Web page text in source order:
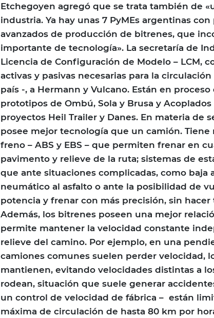
Etchegoyen agregó que se trata también de
industria. Ya hay unas 7 PyMEs argentinas
avanzados de producción de bitrenes, que
importante de tecnología». La secretaría de
Licencia de Configuración de Modelo – LCM,
activas y pasivas necesarias para la
país -, a Hermann y Vulcano. Están en
prototipos de Ombú, Sola y Brusa y
proyectos Heil Trailer y Danes. En materia de
posee mejor tecnología que un camión. Tiene
freno – ABS y EBS – que permiten frenar en
pavimento y relieve de la ruta; sistemas de
que ante situaciones complicadas, como baja
neumático al asfalto o ante la posibilidad de
potencia y frenar con más precisión, sin hacer
Además, los bitrenes poseen una mejor
permite mantener la velocidad constante
relieve del camino. Por ejemplo, en una
camiones comunes suelen perder velocidad,
mantienen, evitando velocidades distintas a
rodean, situación que suele generar
un control de velocidad de fábrica – están
máxima de circulación de hasta 80 km por